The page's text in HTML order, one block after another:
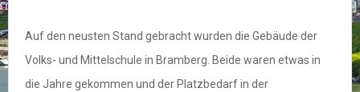
Auf den neusten Stand gebracht wurden die Gebäude der
Volks- und Mittelschule in Bramberg. Beide waren etwas in
die Jahre gekommen und der Platzbedarf in der